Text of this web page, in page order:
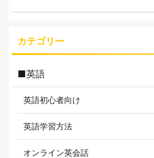
カテゴリー
■英語
英語初心者向け
英語学習方法
オンライン英会話